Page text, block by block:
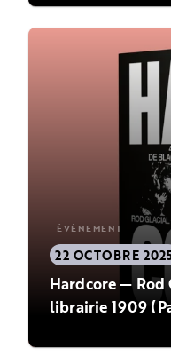
ÉVÈNEMENT
22 OCTOBRE
Hardcore — Rod
librairie 1909